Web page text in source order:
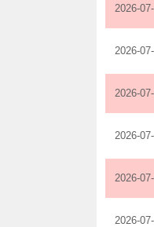
2026-
2026-
2026-
2026-
2026-
2026-